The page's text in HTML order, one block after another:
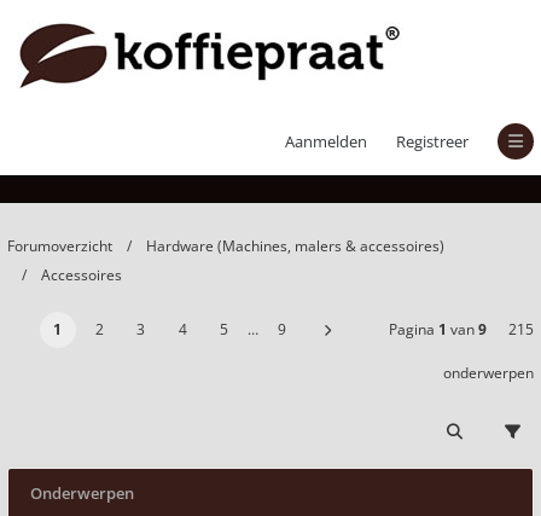
Aanmelden Registreer
Forumoverzicht
Hardware (Machines, malers & accessoires)
Accessoires
1 2 3 4 5 … 9 Pagina 1 van9 215
onderwerpen
Onderwerpen